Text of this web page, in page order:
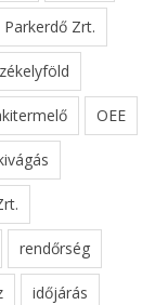
Parkerdő Zrt.
OEE
rendőrség
időjárás